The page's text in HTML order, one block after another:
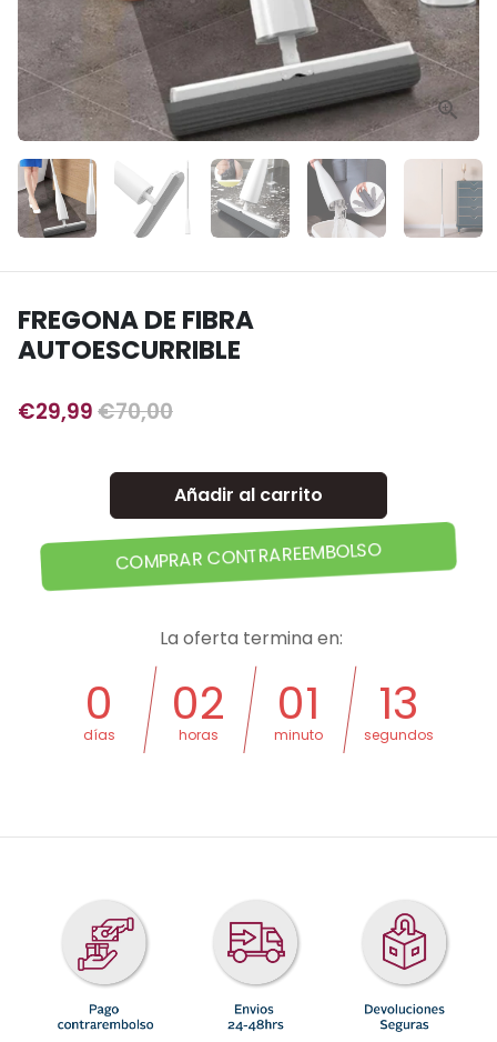
FREGONA DE FIBRA
AUTOESCURRIBLE
€29,99€70,00
Añadir al carrito
COMPRAR CONTRAREEMBOLSO
La oferta termina en:
0
días
02
horas
01
minuto
12
segundos